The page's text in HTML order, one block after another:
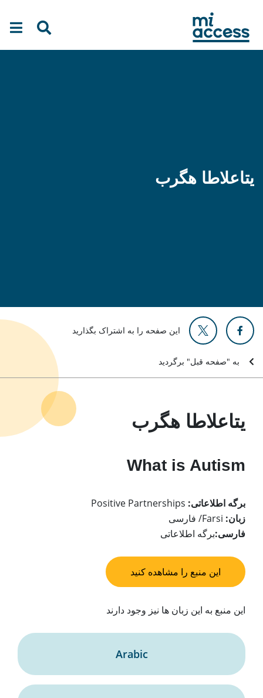
main
content
یتاعلاطا هگرب
این صفحه را به اشتراک بگذارید
به "صفحه قبل" برگردید
یتاعلاطا هگرب
What is Autism
برگه اطلاعاتی:
زبان:
فارسی:برگه اطلاعاتی
این منبع را مشاهده کنید
این منبع به این زبان ها نیز وجود دارند
Arabic